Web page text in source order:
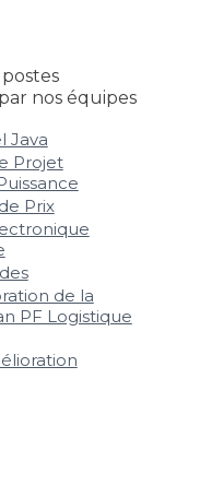
nos équipes
Java
Projet
Prix
de la
PF Logistique